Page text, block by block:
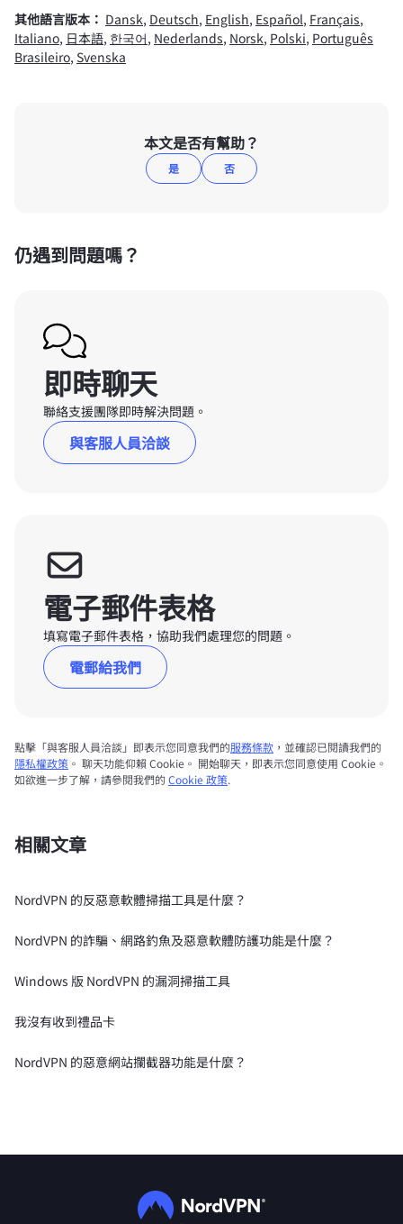
其他語言版本： Dansk, Deutsch, English, Español, Français,
Italiano, 日本語, 한국어, Nederlands, Norsk, Polski, Português
Brasileiro, Svenska
本文是否有幫助？
是 否
仍遇到問題嗎？
即時聊天
聯絡支援團隊即時解決問題。
與客服人員洽談
電子郵件表格
填寫電子郵件表格，協助我們處理您的問題。
電郵給我們
點擊「與客服人員洽談」即表示您同意我們的服務條款 ，並確認已閱讀我們的
隱私權政策 。 聊天功能仰賴 Cookie。 開始聊天，即表示您同意使用 Cookie。
如欲進一步了解，請參閱我們的 Cookie 政策.
相關文章
NordVPN 的反惡意軟體掃描工具是什麼？
NordVPN 的詐騙、網路釣魚及惡意軟體防護功能是什麼？
Windows 版 NordVPN 的漏洞掃描工具
我沒有收到禮品卡
NordVPN 的惡意網站攔截器功能是什麼？